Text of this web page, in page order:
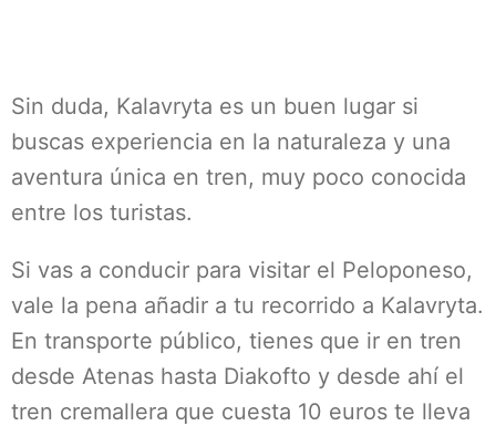
Sin duda, Kalavryta es un buen lugar si
buscas experiencia en la naturaleza y una
aventura única en tren, muy poco conocida
entre los turistas.
Si vas a conducir para visitar el Peloponeso,
vale la pena añadir a tu recorrido a Kalavryta.
En transporte público, tienes que ir en tren
desde Atenas hasta Diakofto y desde ahí el
tren cremallera que cuesta 10 euros te lleva